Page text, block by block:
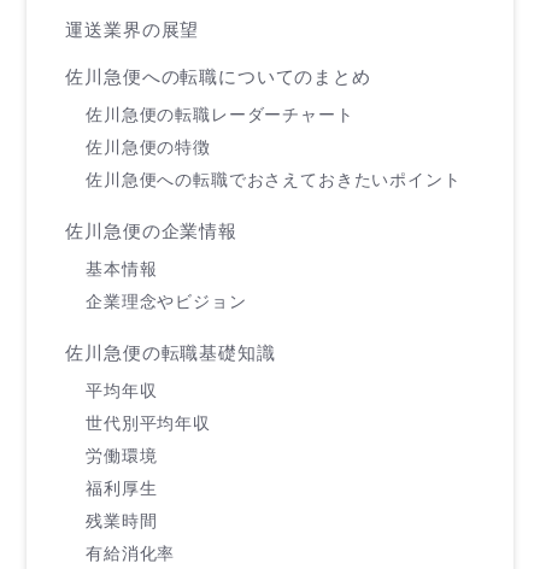
運送業界の展望
佐川急便への転職についてのまとめ
佐川急便の転職レーダーチャート
佐川急便の特徴
佐川急便への転職でおさえておきたいポイント
佐川急便の企業情報
基本情報
企業理念やビジョン
佐川急便の転職基礎知識
平均年収
世代別平均年収
労働環境
福利厚生
残業時間
有給消化率